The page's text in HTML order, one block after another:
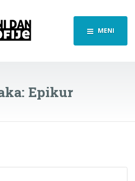
MENI
Epikur